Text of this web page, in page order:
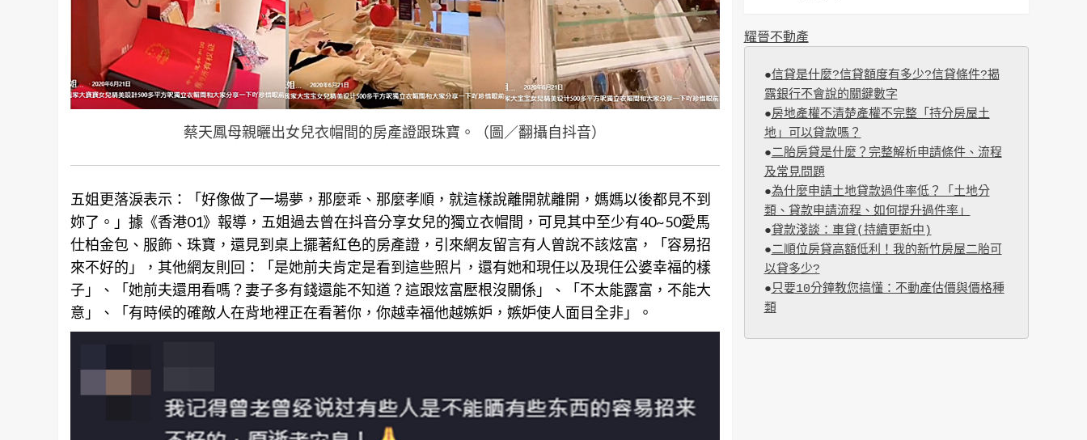
蔡天鳳母親曬出女兒衣帽間的房產證跟珠寶。（圖／翻攝自抖音）
五姐更落淚表示：「好像做了一場夢，那麼乖、那麼孝順，就這樣說離開就離開，媽媽以後都見不到
妳了。」據《香港01》報導，五姐過去曾在抖音分享女兒的獨立衣帽間，可見其中至少有40~50愛馬
仕柏金包、服飾、珠寶，還見到桌上擺著紅色的房產證，引來網友留言有人曾說不該炫富，「容易招
來不好的」，其他網友則回：「是她前夫肯定是看到這些照片，還有她和現任以及現任公婆幸福的樣
子」、「她前夫還用看嗎？妻子多有錢還能不知道？這跟炫富壓根沒關係」、「不太能露富，不能大
意」、「有時候的確敵人在背地裡正在看著你，你越幸福他越嫉妒，嫉妒使人面目全非」。
耀晉不動產
●信貸是什麼?信貸額度有多少?信貸條件?揭
露銀行不會說的關鍵數字
●房地產權不清楚產權不完整「持分房屋土
地」可以貸款嗎？
●二胎房貸是什麼？完整解析申請條件、流程
及常見問題
●為什麼申請土地貸款過件率低？「土地分
類、貸款申請流程、如何提升過件率」
●貸款淺談：車貸(持續更新中)
●二順位房貸高額低利！我的新竹房屋二胎可
以貸多少?
●只要10分鐘教您搞懂：不動產估價與價格種
類